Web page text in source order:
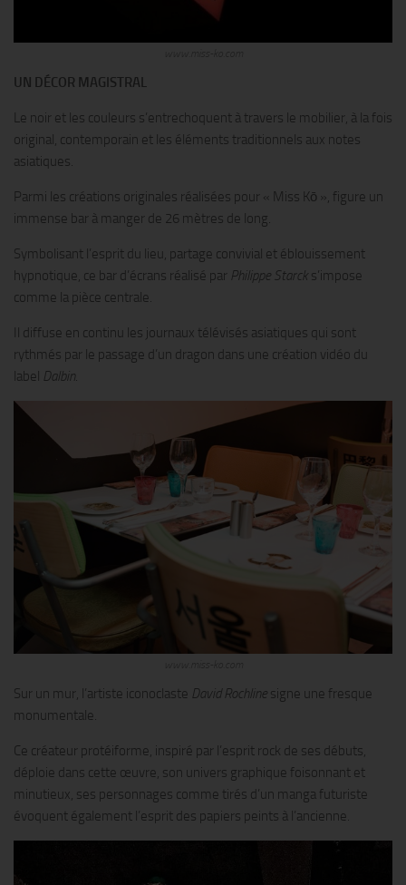
UN DÉCOR MAGISTRAL
Le noir et les couleurs s’entrechoquent à travers le mobilier, à la fois
original, contemporain et les éléments traditionnels aux notes
asiatiques.
Parmi les créations originales réalisées pour « Miss Kō », figure un
immense bar à manger de 26 mètres de long.
Symbolisant l’esprit du lieu, partage convivial et éblouissement
hypnotique, ce bar d’écrans réalisé par Philippe Starck s’impose
comme la pièce centrale.
Il diffuse en continu les journaux télévisés asiatiques qui sont
rythmés par le passage d’un dragon dans une création vidéo du
label Dalbin.
Sur un mur, l’artiste iconoclaste David Rochline signe une fresque
monumentale.
Ce créateur protéiforme, inspiré par l’esprit rock de ses débuts,
déploie dans cette œuvre, son univers graphique foisonnant et
minutieux, ses personnages comme tirés d’un manga futuriste
évoquent également l’esprit des papiers peints à l’ancienne.